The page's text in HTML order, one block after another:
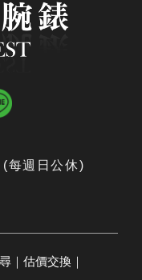
每週日公休)
｜ 估價交換 ｜